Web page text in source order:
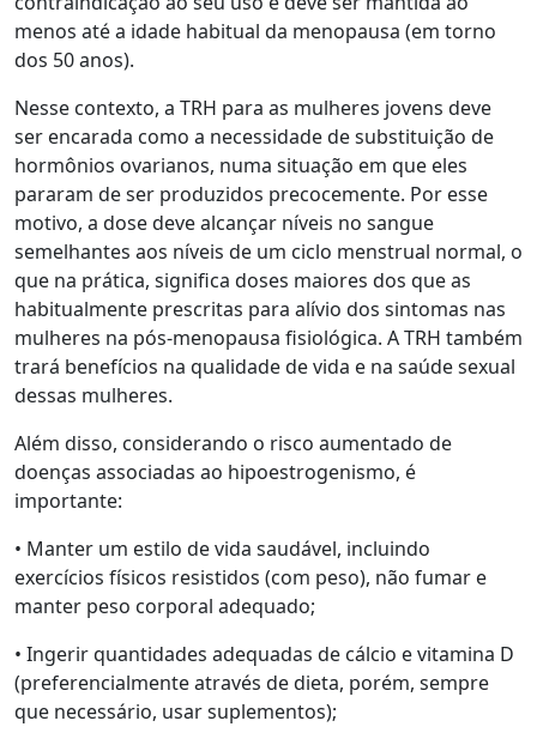
menos até a idade habitual da menopausa (em torno
dos 50 anos).
Nesse contexto, a TRH para as mulheres jovens deve
ser encarada como a necessidade de substituição de
hormônios ovarianos, numa situação em que eles
pararam de ser produzidos precocemente. Por esse
motivo, a dose deve alcançar níveis no sangue
semelhantes aos níveis de um ciclo menstrual normal, o
que na prática, significa doses maiores dos que as
habitualmente prescritas para alívio dos sintomas nas
mulheres na pós-menopausa fisiológica. A TRH também
trará benefícios na qualidade de vida e na saúde sexual
dessas mulheres.
Além disso, considerando o risco aumentado de
doenças associadas ao hipoestrogenismo, é
importante:
• Manter um estilo de vida saudável, incluindo
exercícios físicos resistidos (com peso), não fumar e
manter peso corporal adequado;
• Ingerir quantidades adequadas de cálcio e vitamina D
(preferencialmente através de dieta, porém, sempre
que necessário, usar suplementos);